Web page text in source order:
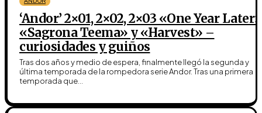
‘Andor’ 2×01, 2×02, 2×03 «One Year
«Sagrona Teema» y «Harvest» –
curiosidades y guiños
Tras dos años y medio de espera, finalmente llegó la segunda y
última temporada de la rompedora serie Andor. Tras una primera
temporada que...